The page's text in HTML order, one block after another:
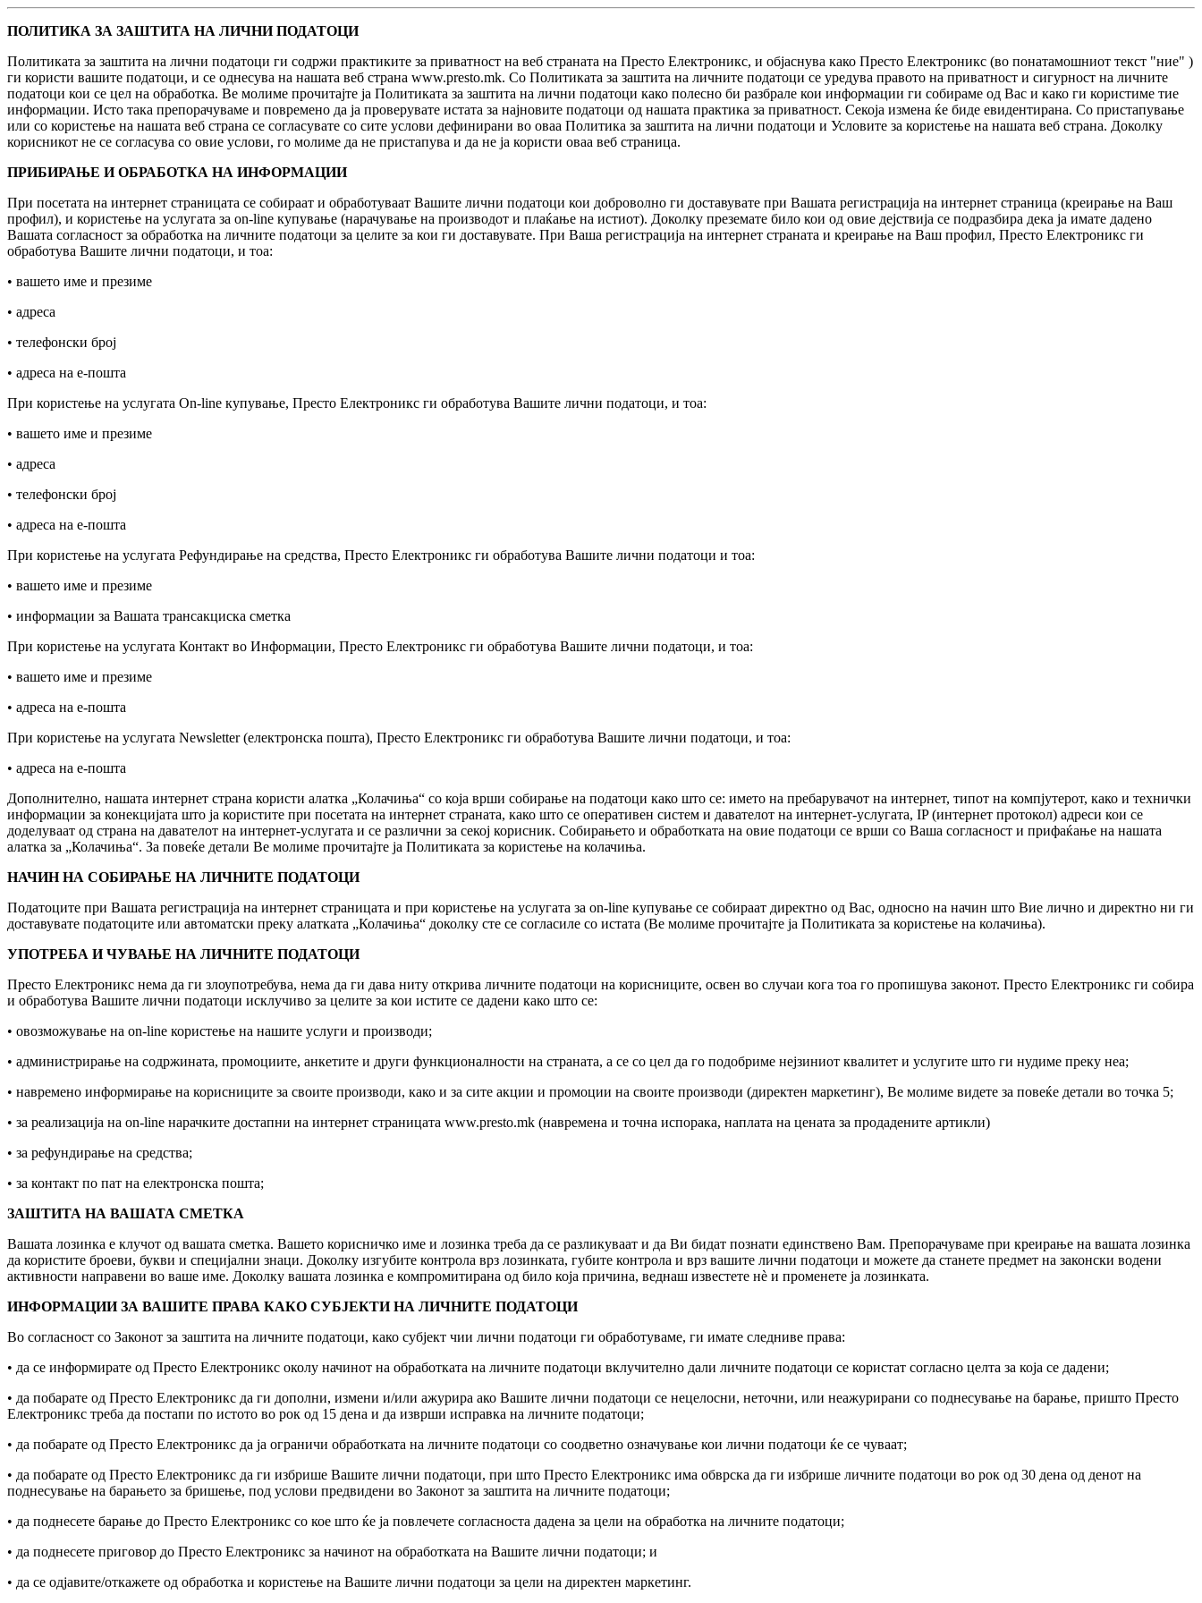
ПОЛИТИКА ЗА ЗАШТИТА НА ЛИЧНИ ПОДАТОЦИ
Политиката за заштита на лични податоци ги содржи практиките за приватност на веб страната нa Престо Електроникс, и објаснува како Престо Електроникс (во понатамошниот текст "ние" )
ги користи вашите податоци, и се однесува на нашата веб страна www.presto.mk. Со Политиката за заштита на личните податоци се уредува правото на приватност и сигурност на личните
податоци кои се цел на обработка. Ве молиме прочитајте ја Политиката за заштита на лични податоци како полесно би разбрале кои информации ги собираме од Вас и како ги користиме тие
информации. Исто така препорачуваме и повремено да ја проверувате истата за најновите податоци од нашата практика за приватност. Секоја измена ќе биде евидентирана. Со пристапување
или со користење на нашата веб страна се согласувате со сите услови дефинирани во оваа Политика за заштитa на лични податоци и Условите за користење на нашата веб страна. Доколку
корисникот не се согласува со овие услови, го молиме да не пристапува и да не ја користи оваа веб страница.
ПРИБИРАЊЕ И ОБРАБОТКА НА ИНФОРМАЦИИ
При посетата на интернет страницата се собираат и обработуваат Вашите лични податоци кои доброволно ги доставувате при Вашата регистрација на интернет страница (креирање на Ваш
профил), и користење на услугата за on-line купување (нарачување на производот и плаќање на истиот). Доколку преземате било кои од овие дејствија се подразбира дека ја имате дадено
Вашата согласност за обработка на личните податоци за целите за кои ги доставувате. При Ваша регистрација на интернет страната и креирање на Ваш профил, Престо Електроникс ги
обработува Вашите лични податоци, и тоа:
• вашето име и презиме
• адреса
• телефонски број
• адреса на е-пошта
При користење на услугата On-line купување, Престо Електроникс ги обработува Вашите лични податоци, и тоа:
• вашето име и презиме
• адреса
• телефонски број
• адреса на е-пошта
При користење на услугата Рефундирање на средства, Престо Електроникс ги обработува Вашите лични податоци и тоа:
• вашето име и презиме
• информации за Вашата трансакциска сметка
При користење на услугата Контакт во Информации, Престо Електроникс ги обработува Вашите лични податоци, и тоа:
• вашето име и презиме
• адреса на е-пошта
При користење на услугата Newsletter (електронска пошта), Престо Електроникс ги обработува Вашите лични податоци, и тоа:
• адреса на е-пошта
Дополнително, нашата интернет страна користи алатка „Колачиња“ со која врши собирање на податоци како што се: името на пребарувачот на интернет, типот на компјутерот, како и технички
информации за конекцијата што ја користите при посетата на интернет страната, како што се оперативен систем и давателот на интернет-услугата, IP (интернет протокол) адреси кои се
доделуваат од страна на давателот на интернет-услугата и се различни за секој корисник. Собирањето и обработката на овие податоци се врши со Ваша согласност и прифаќање на нашата
алатка за „Колачиња“. За повеќе детали Ве молиме прочитајте ја Политиката за користење на колачиња.
НАЧИН НА СОБИРАЊЕ НА ЛИЧНИТЕ ПОДАТОЦИ
Податоците при Вашата регистрација на интернет страницата и при користење на услугата за on-line купување се собираат директно од Вас, односно на начин што Вие лично и директно ни ги
доставувате податоците или автоматски преку алатката „Колачиња“ доколку сте се согласиле со истата (Ве молиме прочитајте ја Политиката за користење на колачиња).
УПОТРЕБА И ЧУВАЊЕ НА ЛИЧНИТЕ ПОДАТОЦИ
Престо Електроникс нема да ги злоупотребува, нема да ги дава ниту открива личните податоци на корисниците, освен во случаи кога тоа го пропишува законот. Престо Електроникс ги собира
и обработува Вашите лични податоци исклучиво за целите за кои истите се дадени како што се:
• овозможување на on-line користење на нашите услуги и производи;
• администрирање на содржината, промоциите, анкетите и други функционалности на страната, а се со цел да го подобриме нејзиниот квалитет и услугите што ги нудиме преку неа;
• навремено информирање на корисниците за своите производи, како и за сите акции и промоции на своите производи (директен маркетинг), Ве молиме видете за повеќе детали во точка 5;
• за реализација на on-line нарачките достапни на интернет страницата www.presto.mk (навремена и точна испорака, наплата на цената за продадените артикли)
• за рефундирање на средства;
• за контакт по пат на електронска пошта;
ЗАШТИТА НА ВАШАТА СМЕТКА
Вашата лозинка е клучот од вашата сметка. Вашето корисничко име и лозинка треба да се разликуваат и да Ви бидат познати единствено Вам. Препорачуваме при креирање на вашата лозинка
да користите броеви, букви и специјални знаци. Доколку изгубите контрола врз лозинката, губите контрола и врз вашите лични податоци и можете да станете предмет на законски водени
активности направени во ваше име. Доколку вашата лозинка е компромитирана од било која причина, веднаш известете нè и променете ја лозинката.
ИНФОРМАЦИИ ЗА ВАШИТЕ ПРАВА КАКО СУБЈЕКТИ НА ЛИЧНИТЕ ПОДАТОЦИ
Во согласност со Законот за заштита на личните податоци, како субјект чии лични податоци ги обработуваме, ги имате следниве права:
• да се информирате од Престо Електроникс околу начинот на обработката на личните податоци вклучително дали личните податоци се користат согласно целта за која се дадени;
• да побарате од Престо Електроникс да ги дополни, измени и/или ажурира ако Вашите лични податоци се нецелосни, неточни, или неажурирани со поднесување на барање, пришто Престо
Електроникс треба да постапи по истото во рок од 15 дена и да изврши исправка на личните податоци;
• да побарате од Престо Електроникс да ја ограничи обработката на личните податоци со соодветно означување кои лични податоци ќе се чуваат;
• да побарате од Престо Електроникс да ги избрише Вашите лични податоци, при што Престо Електроникс има обврска да ги избрише личните податоци во рок од 30 дена од денот на
поднесување на барањето за бришење, под услови предвидени во Законот за заштита на личните податоци;
• да поднесете барање до Престо Електроникс со кое што ќе ја повлечете согласноста дадена за цели на обработка на личните податоци;
• да поднесете приговор до Престо Електроникс за начинот на обработката на Вашите лични податоци; и
• да се одјавите/откажете од обработка и користење на Вашите лични податоци за цели на директен маркетинг.